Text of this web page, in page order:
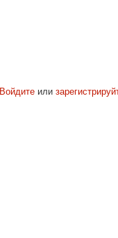
Войдитеили